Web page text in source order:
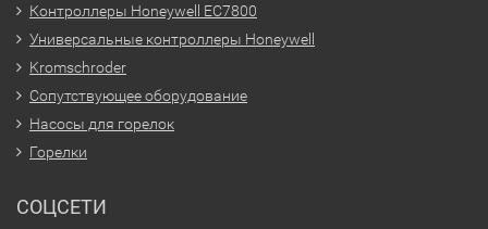
Контроллеры Honeywell EC7800
Универсальные контроллеры Honeywell
Kromschroder
Сопутствующее оборудование
Насосы для горелок
Горелки
СОЦСЕТИ